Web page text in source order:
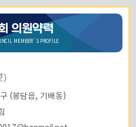
의원약력
MEMBER`S PROFILE
)
(봉담읍, 기배동)